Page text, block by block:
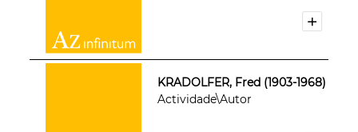
KRADOLFER, Fred (1903-1968)
Actividade\Autor